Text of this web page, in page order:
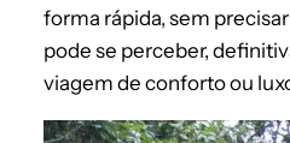
forma rápida, sem
pode se perceber,
viagem de conforto ou